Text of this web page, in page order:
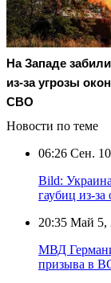
На Западе
из-за угрозы
СВО
Новости по теме
06:26 Сен.
Bild:
гаубиц из-за
20:35 Май 5,
МВД
призыва в